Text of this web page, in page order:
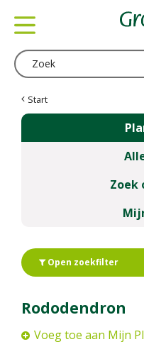
Start
Zoek
Open zoekfilter
Rododendron
Voeg toe aan Mijn